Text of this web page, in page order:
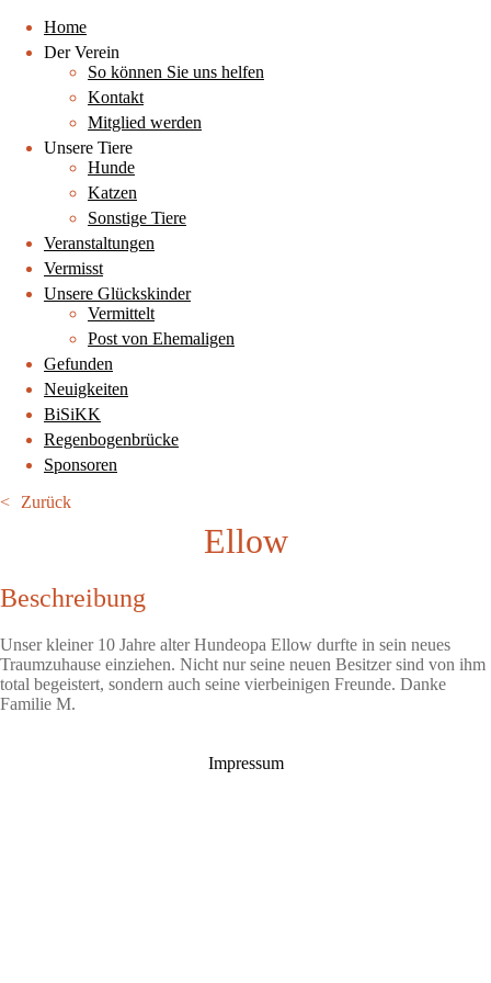
Home
Der Verein
So können Sie uns helfen
Kontakt
Mitglied werden
Unsere Tiere
Hunde
Katzen
Sonstige Tiere
Veranstaltungen
Vermisst
Unsere Glückskinder
Vermittelt
Post von Ehemaligen
Gefunden
Neuigkeiten
BiSiKK
Regenbogenbrücke
Sponsoren
Zurück
Ellow
Beschreibung
Unser kleiner 10 Jahre alter Hundeopa Ellow durfte in sein neues
Traumzuhause einziehen. Nicht nur seine neuen Besitzer sind von ihm
total begeistert, sondern auch seine vierbeinigen Freunde. Danke
Familie M.
Impressum